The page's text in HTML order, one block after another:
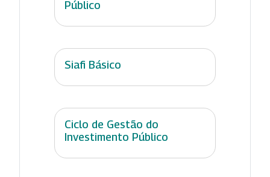
Público
Siafi Básico
Ciclo de Gestão do
Investimento Público